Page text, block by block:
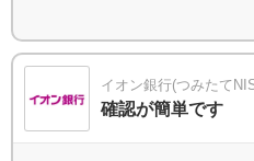
イオン銀行(つみたて
確認が簡単です